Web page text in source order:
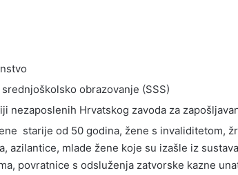
obrazovanje (SSS)
nezaposlenih Hrvatskog zavoda za
starije od 50 godina, žene s invaliditetom,
azilantice, mlade žene koje su izašle iz
povratnice s odsluženja zatvorske kazne